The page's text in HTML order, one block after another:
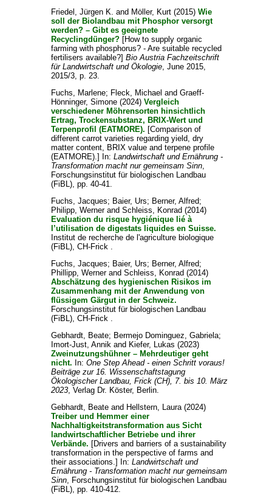
Friedel, Jürgen K. and Möller, Kurt(2015) Wie
soll der Biolandbau mit Phosphor versorgt
werden? – Gibt es geeignete
Recyclingdünger?[How to supply organic
farming with phosphorus? - Are suitable recycled
fertilisers available?] Bio Austria Fachzeitschrift
für Landwirtschaft und Ökologie, June 2015,
2015/3, p. 23.
Fuchs, Marlene; Fleck, Michael and Graeff-
Hönninger, Simone(2024) Vergleich
verschiedener Möhrensorten hinsichtlich
Ertrag, Trockensubstanz, BRIX-Wert und
Terpenprofil (EATMORE). [Comparison of
different carrot varieties regarding yield, dry
matter content, BRIX value and terpene profile
(EATMORE).] In: Landwirtschaft und Ernährung -
Transformation macht nur gemeinsam Sinn,
Forschungsinstitut für biologischen Landbau
(FiBL), pp. 40-41.
Fuchs, Jacques; Baier, Urs; Berner, Alfred;
Philipp, Wernerand Schleiss, Konrad (2014)
Evaluation du risque hygiénique lié à
l’utilisation de digestats liquides en Suisse.
Institut de recherche de l'agriculture biologique
(FiBL), CH-Frick .
Fuchs, Jacques; Baier, Urs; Berner, Alfred;
Phillipp, Wernerand Schleiss, Konrad (2014)
Abschätzung des hygienischen Risikos im
Zusammenhang mit der Anwendung von
flüssigem Gärgut in der Schweiz.
Forschungsinstitut für biologischen Landbau
(FiBL), CH-Frick .
Gebhardt, Beate; Bermejo Dominguez, Gabriela;
Imort-Just, Annikand Kiefer, Lukas (2023)
Zweinutzungshühner – Mehrdeutiger geht
nicht. In: One Step Ahead - einen Schritt voraus!
Beiträge zur 16. Wissenschaftstagung
Ökologischer Landbau, Frick (CH), 7. bis 10. März
2023, Verlag Dr. Köster, Berlin.
Gebhardt, Beateand Hellstern, Laura(2024)
Treiber und Hemmer einer
Nachhaltigkeitstransformation aus Sicht
landwirtschaftlicher Betriebe und ihrer
Verbände. [Drivers and barriers of a sustainability
transformation in the perspective of farms and
their associations.] In: Landwirtschaft und
Ernährung - Transformation macht nur gemeinsam
Sinn, Forschungsinstitut für biologischen Landbau
(FiBL), pp. 410-412.